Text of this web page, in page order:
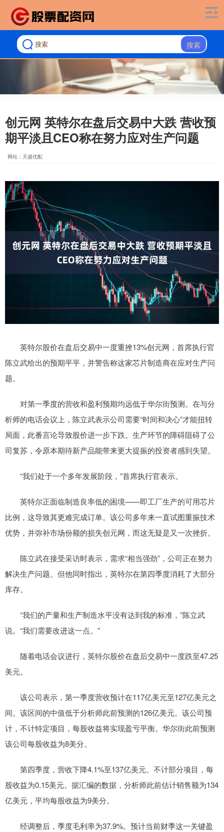
搜索
创元网 英特尔在盘后交易中大跌 营收预
期平淡且CEO称在努力应对生产问题
网站：天盛优配
英特尔股价在盘后交易中一度重挫13%创元网，首席执行官
陈立武给出的预期平平，并警告称这家芯片制造商在应对生产问
题。
对第一季度的营收和盈利预期均远低于华尔街预测。在与分
析师的电话会议上，陈立武表示公司需要“时间和决心”才能扭转
局面，此番言论导致股价进一步下跌。生产环节的障碍阻碍了公
司复苏，令原本期待新产品能带来更大提振的投资者感到失望。
“我们处于一个多年发展阶段，”首席执行官表示。
英特尔正面临制造良率低的困境——即工厂生产的可用芯片
比例，这导致其更难完成订单。该公司多年来一直试图重振技术
优势，并弥补市场份额的损失创元网，而这无疑是又一次挫折。
陈立武在接受采访时表示，需求“相当强劲”，公司正在努力
解决生产问题。但他同时指出，英特尔在第四季度消耗了大部分
库存。
“我们的产量和生产制造水平没有达到我的标准，”陈立武
说。“我们需要改进这一点。”
随着电话会议进行，英特尔股价在盘后交易中一度跌至47.25
美元。
该公司表示，第一季度营收预计在117亿美元至127亿美元之
间。该区间的中值低于分析师此前预测的126亿美元。该公司预
计，不计特定项目，每股收益将实现盈亏平衡。华尔街此前预测
该公司每股收益为8美分。
第四季度，营收下降4.1%至137亿美元。不计部分项目，每
股收益为0.15美元。据汇编的数据，分析师此前估计销售额为134
亿美元，平均每股收益为9美分。
经调整后，季度毛利率为37.9%。预计当前财季这一关键盈